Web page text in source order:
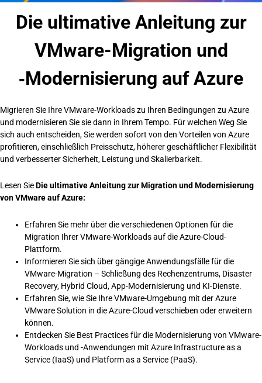
Die ultimative Anleitung zur
VMware-Migration und
‑Modernisierung auf Azure
Migrieren Sie Ihre VMware-Workloads zu Ihren Bedingungen zu Azure
und modernisieren Sie sie dann in Ihrem Tempo. Für welchen Weg Sie
sich auch entscheiden, Sie werden sofort von den Vorteilen von Azure
profitieren, einschließlich Preisschutz, höherer geschäftlicher Flexibilität
und verbesserter Sicherheit, Leistung und Skalierbarkeit.
Lesen SieDie ultimative Anleitung zur Migration und Modernisierung
von VMware auf Azure:
Erfahren Sie mehr über die verschiedenen Optionen für die
Migration Ihrer VMware-Workloads auf die Azure-Cloud-
Plattform.
Informieren Sie sich über gängige Anwendungsfälle für die
VMware-Migration – Schließung des Rechenzentrums, Disaster
Recovery, Hybrid Cloud, App-Modernisierung und KI-Dienste.
Erfahren Sie, wie Sie Ihre VMware-Umgebung mit der Azure
VMware Solution in die Azure-Cloud verschieben oder erweitern
können.
Entdecken Sie Best Practices für die Modernisierung von VMware-
Workloads und -Anwendungen mit Azure Infrastructure as a
Service (IaaS) und Platform as a Service (PaaS).